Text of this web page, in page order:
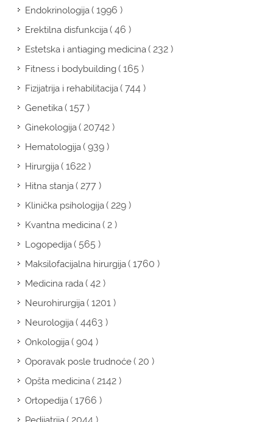
Endokrinologija( 1996 )
Erektilna disfunkcija( 46 )
Estetska i antiaging medicina( 232 )
Fitness i bodybuilding( 165 )
Fizijatrija i rehabilitacija( 744 )
Genetika( 157 )
Ginekologija( 20742 )
Hematologija( 939 )
Hirurgija( 1622 )
Hitna stanja( 277 )
Klinička psihologija( 229 )
Kvantna medicina( 2 )
Logopedija( 565 )
Maksilofacijalna hirurgija( 1760 )
Medicina rada( 42 )
Neurohirurgija( 1201 )
Neurologija( 4463 )
Onkologija( 904 )
Oporavak posle trudnoće( 20 )
Opšta medicina( 2142 )
Ortopedija( 1766 )